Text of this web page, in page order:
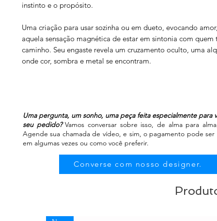
instinto e o propósito.
Uma criação para usar sozinha ou em dueto, evocando
aquela sensação magnética de estar em sintonia com
caminho. Seu engaste revela um cruzamento oculto, uma
onde cor, sombra e metal se encontram.
Uma pergunta, um sonho, uma peça feita especialmente para
seu pedido?Vamos conversar sobre isso, de alma para
Agende sua chamada de vídeo, e sim, o pagamento pode
em algumas vezes ou como você preferir.
Converse com nosso designer.